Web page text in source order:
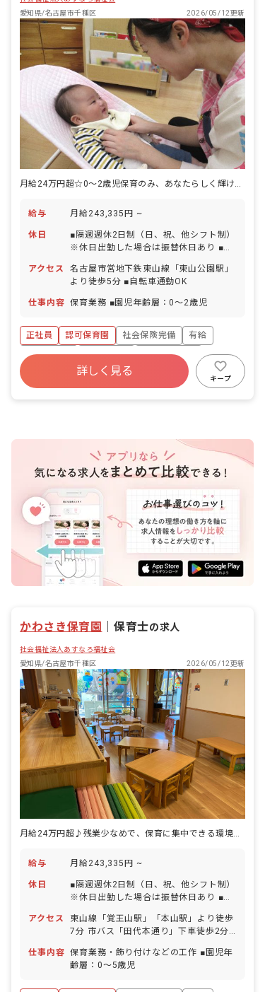
愛知県/名古屋市千種区
2026/05/12更新
給与 月給243,335円 ~
休日
■隔週週休2日制（日、祝、他シフト制）
※休日出勤した場合は振替休日あり ■有
上の連休取得も可能） ■年末年始休暇 ■
産前産後・育児休暇（復帰率100％）
アクセス
名古屋市営地下鉄東山線「東山公園駅」
より徒歩5分 ■自転車通勤OK
仕事内容 保育業務 ■園児年齢層：0～2歳児
正社員 認可保育園 社会保険完備
有給
退職金制度
残業少なめ
昇給昇進あり
産休育休制度
社会福祉法人 乳児保育のみ
詳しく見る
キープ
かわさき保育園 ｜保育士の求人
社会福祉法人あすなろ福祉会
愛知県/名古屋市千種区
2026/05/12更新
月給24万円超♪残業少なめで、保育に集中できる環境を整えています
給与 月給243,335円 ~
休日
■隔週週休2日制（日、祝、他シフト制）
※休日出勤した場合は振替休日あり ■有
上の連休取得も可能） ■年末年始休暇 ■
産前産後・育児休暇（復帰率100％）
アクセス
東山線「覚王山駅」「本山駅」より徒歩
7分 市バス「田代本通り」下車徒歩2分
仕事内容 保育業務・飾り付けなどの工作 ■園児年
齢層：0～5歳児